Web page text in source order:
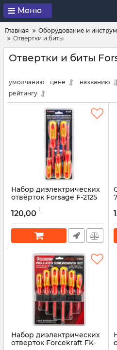
Меню
Главная
Оборудование и
Отвертки и биты
Отвертки и биты
умолчанию цене
названию
рейтингу
Набор диэлектрических
отвёрток Forsage F-2125
Артикул:
120,00 L
Набор диэлектрических
отвёрток Forcekraft FK-